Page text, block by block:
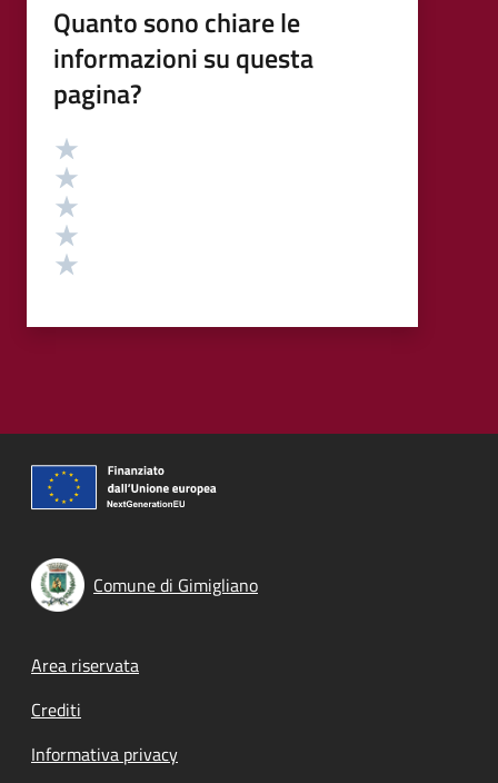
Quanto sono chiare le
informazioni su questa
pagina?
Valutazione
Comune di Gimigliano
Footer menu
Area riservata
Crediti
Informativa privacy